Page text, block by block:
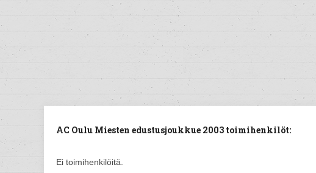
AC Oulu Miesten edustusjoukkue 2003 toimihenkilöt:
Ei toimihenkilöitä.